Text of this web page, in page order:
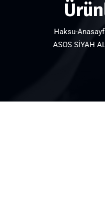
Haksu-
ASOS SİYAH